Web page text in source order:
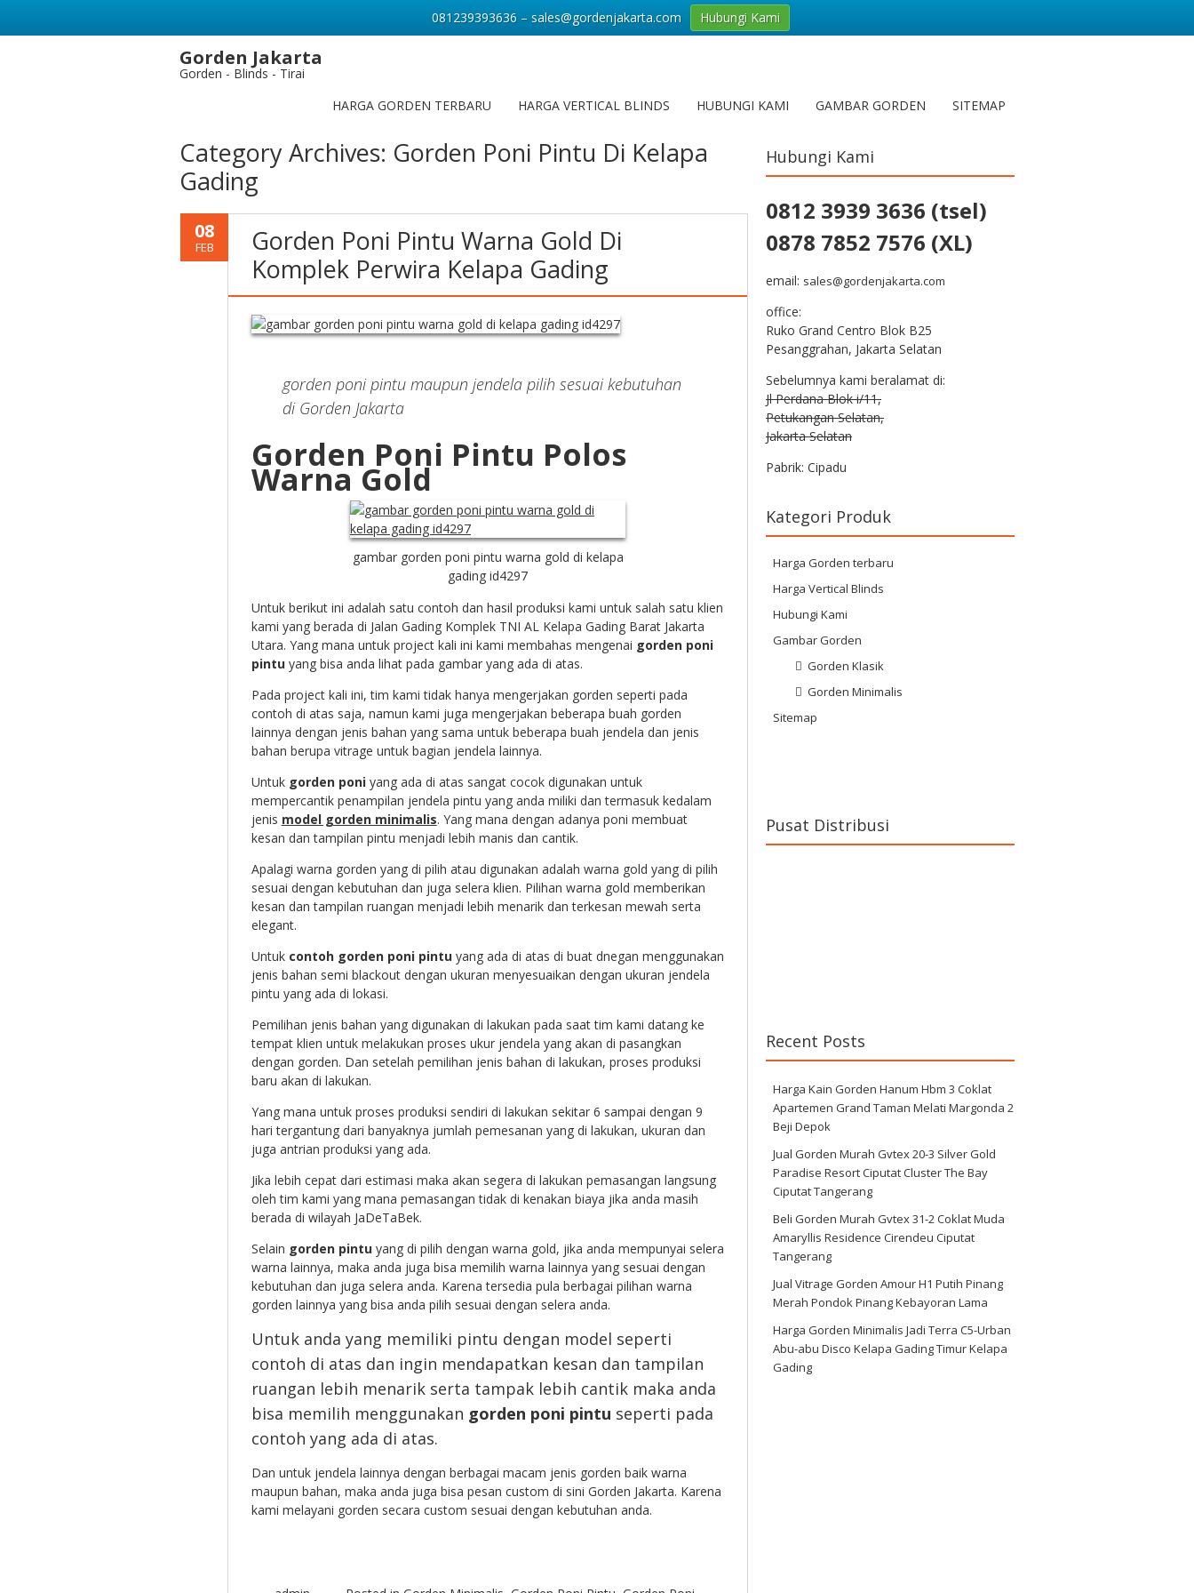
Gorden Jakarta
Gorden - Blinds - Tirai
HARGA GORDEN TERBARU
HARGA VERTICAL BLINDS HUBUNGI KAMI GAMBAR GORDEN SITEMAP
Category Archives: Gorden Poni Pintu Di Kelapa
Gading
08
FEB
Gorden Poni Pintu Warna Gold Di
Komplek Perwira Kelapa Gading
gorden poni pintu maupun jendela pilih sesuai kebutuhan
di Gorden Jakarta
Gorden Poni Pintu Polos
Warna Gold
gambar gorden poni pintu warna gold di kelapa
gading id4297
Untuk berikut ini adalah satu contoh dan hasil produksi kami untuk salah satu klien
kami yang berada di Jalan Gading Komplek TNI AL Kelapa Gading Barat Jakarta
Utara. Yang mana untuk project kali ini kami membahas mengenai gorden poni
pintuyang bisa anda lihat pada gambar yang ada di atas.
Pada project kali ini, tim kami tidak hanya mengerjakan gorden seperti pada
contoh di atas saja, namun kami juga mengerjakan beberapa buah gorden
lainnya dengan jenis bahan yang sama untuk beberapa buah jendela dan jenis
bahan berupa vitrage untuk bagian jendela lainnya.
Untuk gorden poniyang ada di atas sangat cocok digunakan untuk
mempercantik penampilan jendela pintu yang anda miliki dan termasuk kedalam
jenis model gorden minimalis. Yang mana dengan adanya poni membuat
kesan dan tampilan pintu menjadi lebih manis dan cantik.
Apalagi warna gorden yang di pilih atau digunakan adalah warna gold yang di pilih
sesuai dengan kebutuhan dan juga selera klien. Pilihan warna gold memberikan
kesan dan tampilan ruangan menjadi lebih menarik dan terkesan mewah serta
elegant.
Untuk contoh gorden poni pintuyang ada di atas di buat dnegan menggunakan
jenis bahan semi blackout dengan ukuran menyesuaikan dengan ukuran jendela
pintu yang ada di lokasi.
Pemilihan jenis bahan yang digunakan di lakukan pada saat tim kami datang ke
tempat klien untuk melakukan proses ukur jendela yang akan di pasangkan
dengan gorden. Dan setelah pemilihan jenis bahan di lakukan, proses produksi
baru akan di lakukan.
Yang mana untuk proses produksi sendiri di lakukan sekitar 6 sampai dengan 9
hari tergantung dari banyaknya jumlah pemesanan yang di lakukan, ukuran dan
juga antrian produksi yang ada.
Jika lebih cepat dari estimasi maka akan segera di lakukan pemasangan langsung
oleh tim kami yang mana pemasangan tidak di kenakan biaya jika anda masih
berada di wilayah JaDeTaBek.
Selain gorden pintuyang di pilih dengan warna gold, jika anda mempunyai selera
warna lainnya, maka anda juga bisa memilih warna lainnya yang sesuai dengan
kebutuhan dan juga selera anda. Karena tersedia pula berbagai pilihan warna
gorden lainnya yang bisa anda pilih sesuai dengan selera anda.
Untuk anda yang memiliki pintu dengan model seperti
contoh di atas dan ingin mendapatkan kesan dan tampilan
ruangan lebih menarik serta tampak lebih cantik maka anda
bisa memilih menggunakan gorden poni pintu seperti pada
contoh yang ada di atas.
Dan untuk jendela lainnya dengan berbagai macam jenis gorden baik warna
maupun bahan, maka anda juga bisa pesan custom di sini Gorden Jakarta. Karena
kami melayani gorden secara custom sesuai dengan kebutuhan anda.
Hubungi Kami
0812 3939 3636 (tsel)
0878 7852 7576 (XL)
email: sales@gordenjakarta.com
office:
Ruko Grand Centro Blok B25
Pesanggrahan, Jakarta Selatan
Sebelumnya kami beralamat di:
Jl Perdana Blok i/11,
Petukangan Selatan,
Jakarta Selatan
Pabrik: Cipadu
Kategori Produk
Harga Gorden terbaru
Harga Vertical Blinds
Hubungi Kami
Gambar Gorden
Gorden Klasik
Gorden Minimalis
Sitemap
Pusat Distribusi
Recent Posts
Harga Kain Gorden Hanum Hbm 3 Coklat
Apartemen Grand Taman Melati Margonda 2
Beji Depok
Jual Gorden Murah Gvtex 20-3 Silver Gold
Paradise Resort Ciputat Cluster The Bay
Ciputat Tangerang
Beli Gorden Murah Gvtex 31-2 Coklat Muda
Amaryllis Residence Cirendeu Ciputat
Tangerang
Jual Vitrage Gorden Amour H1 Putih Pinang
Merah Pondok Pinang Kebayoran Lama
Harga Gorden Minimalis Jadi Terra C5-Urban
Abu-abu Disco Kelapa Gading Timur Kelapa
Gading
081239393636 – sales@gordenjakarta.com Hubungi Kami